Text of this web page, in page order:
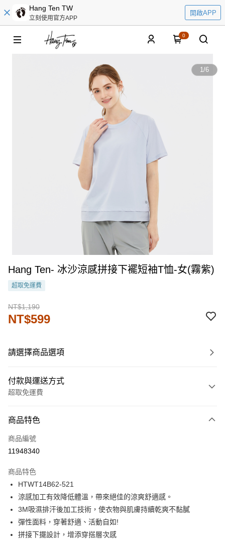
Hang Ten TW
立刻使用官方APP
開啟APP
0
1/6
Hang Ten- 冰沙涼感拼接下襬短袖T恤-女(霧紫)
超取免運費
NT$1,190
NT$599
請選擇商品選項
付款與運送方式
超取免運費
信用卡一次付款
LINE Pay
街口支付
悠遊付
Google Pay
貨到付款
商品特色
商品編號
11948340
商品特色
HTWT14B62-521
涼感加工有效降低體溫，帶來絕佳的涼爽舒適感。
3M吸濕排汗後加工技術，使衣物與肌膚持續乾爽不黏膩
彈性面料，穿著舒適、活動自如!
拼接下擺設計，增添穿搭層次感